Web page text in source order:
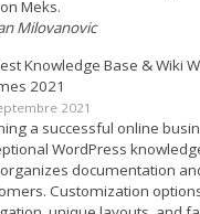
Meks.
Milovanovic
Knowledge Base & Wiki
2021
2021
a successful online
WordPress
documentation
Customization